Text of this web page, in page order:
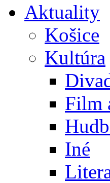
Aktuality
Košice
Kultúra
Film
Iné